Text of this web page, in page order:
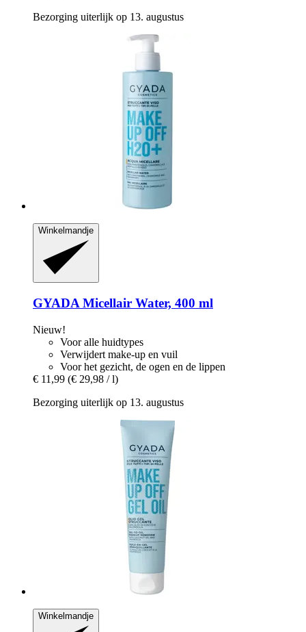
Bezorging uiterlijk op 13. augustus
Winkelmandje
GYADA Micellair Water, 400 ml
Nieuw!
Voor alle huidtypes
Verwijdert make-up en vuil
Voor het gezicht, de ogen en de lippen
€ 11,99 (€ 29,98 / l)
Bezorging uiterlijk op 13. augustus
Winkelmandje